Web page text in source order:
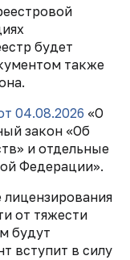
будет
также
04.08.2026 «О
закон «Об
и отдельные
Федерации».
от тяжести
будут
вступит в силу